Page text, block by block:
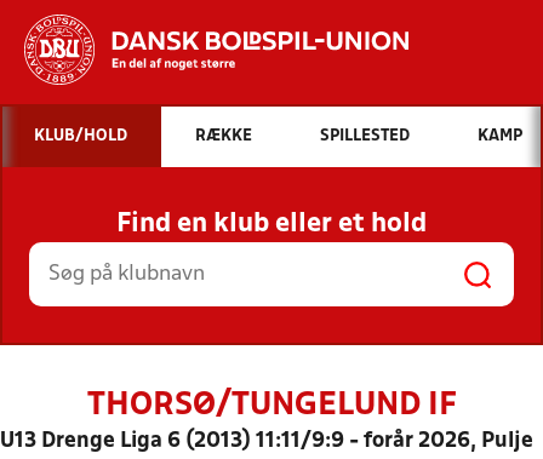
Hvad vil du søge efter?
INDHOLD OG NYHEDER
STILLINGER, RESULTATER, KLUBBER OG
HOLD
KLUB/HOLD RÆKKE SPILLESTED KAMP
Find en klub eller et hold
THORSØ/TUNGELUND IF
U13 Drenge Liga 6 (2013) 11:11/9:9 - forår 2026, Pulje